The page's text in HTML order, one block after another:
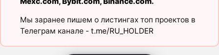
Мы заранее пишем о листингах топ проектов в
Телеграм канале - t.me/RU_HOLDER